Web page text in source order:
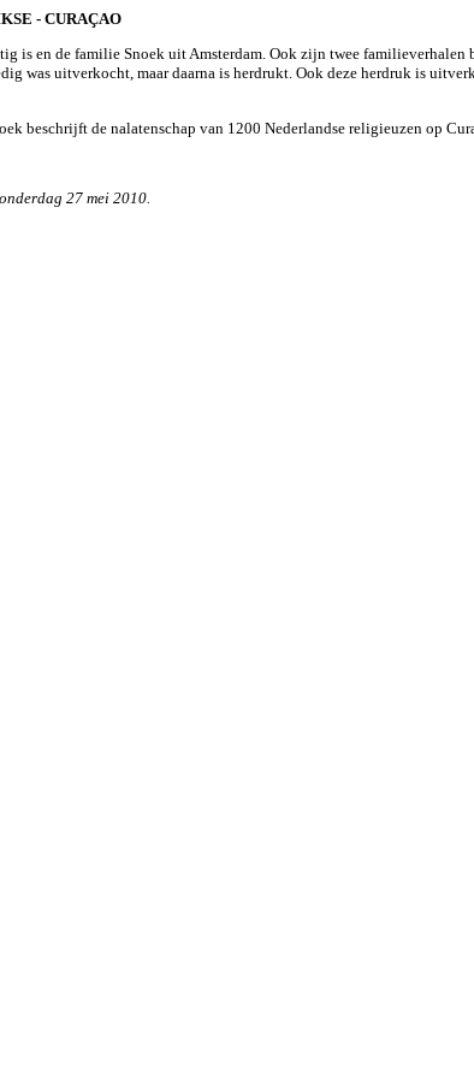
- CURAÇAO
is en de familie Snoek uit Amsterdam. Ook zijn twee familieverhalen
was uitverkocht, maar daarna is herdrukt. Ook deze herdruk is
beschrijft de nalatenschap van 1200 Nederlandse religieuzen op
27 mei 2010.